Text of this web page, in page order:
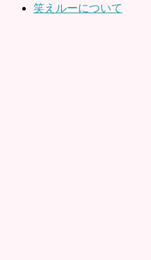
笑えルーについて